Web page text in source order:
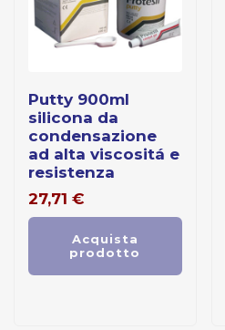
putty 900ml
silicona da
condensazione
ad alta viscositá e
resistenza
27,71 €
Acquista
prodotto